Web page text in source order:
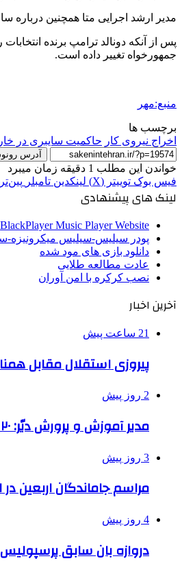
مدیر ارشد اجرایی متا همچنین درباره
پس از آنکه دونالد ترامپ برنده
جمهورخواه تغییر داده است.
منبع:مهر
برچسب ها
اخراج نیروی کار حاکمیت سایبری در
آدرس
خواندن این مطلب 1 دقیقه زمان میبرد
فیس بوک توییتر (X) لینکدین ‫تامبلر
لینک های پیشنهادی
BlackPlayer Music Player Website
پودر سیلیس-سیلیس
دانلود بازی های مود شده
عادت مطالعه طلایی
نصب کرکره با امن آوران
آخرین اخبار
21 ساعت پیش
پیروزی استقلال مقابل
2 روز پیش
مدیر آموزش و پرورش دیّر: ۲۰ مدرسه شهرستان دوشیفته است
3 روز پیش
مراسم جاماندگان اربعین در
4 روز پیش
دروازه بان سابق